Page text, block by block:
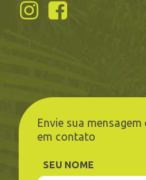
Envie sua
em contato
SEU NOME